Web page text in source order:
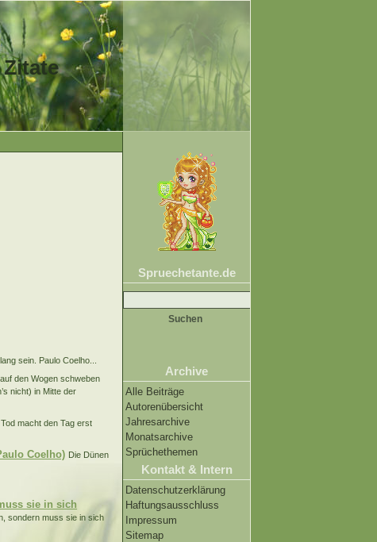
Spruechetante.de
Suche
nach:
Archive
Alle Beiträge
Autorenübersicht
Jahresarchive
Monatsarchive
Sprüchethemen
Kontakt & Intern
Datenschutzerklärung
Haftungsausschluss
Impressum
Sitemap
sein. Paulo Coelho...
den Wogen schweben
nicht) in Mitte der
macht den Tag erst
Coelho) Die Dünen
sie in sich
sondern muss sie in sich